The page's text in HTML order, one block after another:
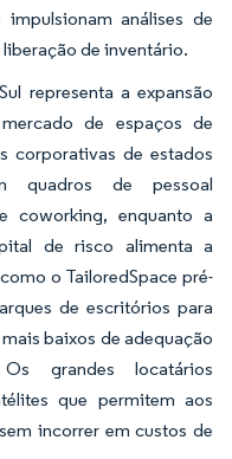
análises de
de inventário.
representa a expansão
de espaços de
corporativas de estados
quadros de pessoal
coworking, enquanto a
de risco alimenta a
o TailoredSpace pré-
de escritórios para
baixos de adequação
grandes locatários
que permitem aos
incorrer em custos de